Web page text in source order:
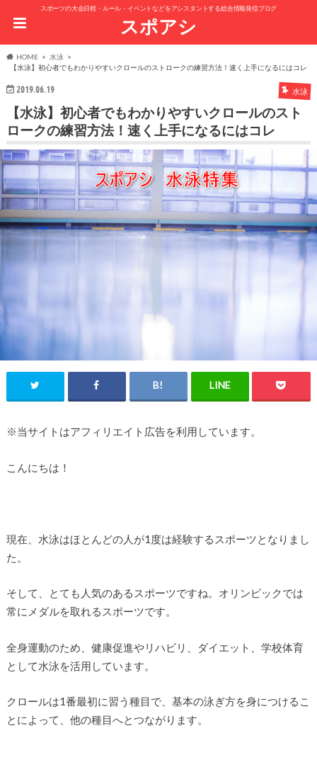
スポーツの大会日程・ルール・イベントなどをアシスタントする総合情報発信ブログ
スポアシ
HOME
水泳
【水泳】初心者でもわかりやすいクロールのストロークの練習方法！速く上手になるにはコレ
2019.06.19 水泳
【水泳】初心者でもわかりやすいクロールのスト
ロークの練習方法！速く上手になるにはコレ
※当サイトはアフィリエイト広告を利用しています。
こんにちは！
現在、水泳はほとんどの人が1度は経験するスポーツとなりまし
た。
そして、とても人気のあるスポーツですね。オリンピックでは
常にメダルを取れるスポーツです。
全身運動のため、健康促進やリハビリ、ダイエット、学校体育
として水泳を活用しています。
クロールは1番最初に習う種目で、基本の泳ぎ方を身につけるこ
とによって、他の種目へとつながります。